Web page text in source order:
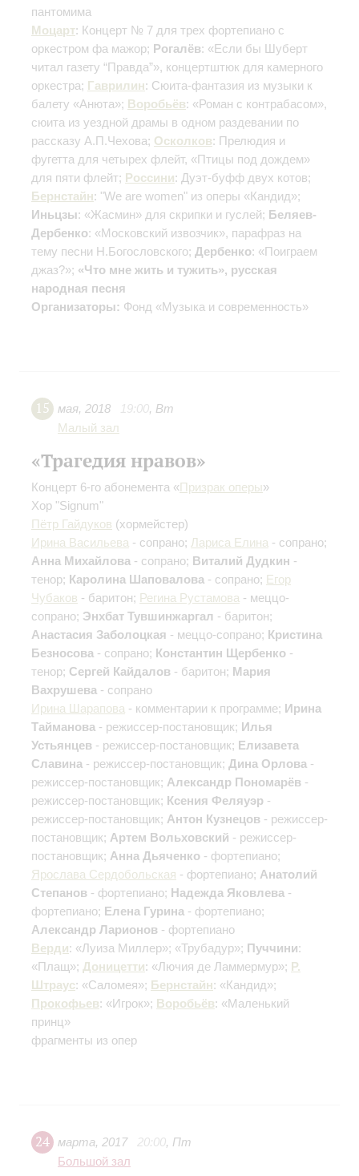
пантомима
Моцарт: Концерт № 7 для трех фортепиано с
оркестром фа мажор; Рогалёв: «Если бы Шуберт
читал газету “Правда”», концертштюк для камерного
оркестра; Гаврилин: Сюита-фантазия из музыки к
балету «Анюта»; Воробьёв: «Роман с контрабасом»,
сюита из уездной драмы в одном раздевании по
рассказу А.П.Чехова; Осколков: Прелюдия и
фугетта для четырех флейт, «Птицы под дождем»
для пяти флейт; Россини: Дуэт-буфф двух котов;
Бернстайн: "We are women" из оперы «Кандид»;
Иньцзы: «Жасмин» для скрипки и гуслей; Беляев-
Дербенко: «Московский извозчик», парафраз на
тему песни Н.Богословского; Дербенко: «Поиграем
джаз?»; «Что мне жить и тужить», русская
народная песня
Организаторы: Фонд «Музыка и современность»
15 мая, 2018 19:00, Вт
Малый зал
«Трагедия нравов»
Концерт 6-го абонемента «Призрак оперы»
Хор "Signum"
Пётр Гайдуков (хормейстер)
Ирина Васильева - сопрано; Лариса Елина - сопрано;
Анна Михайлова - сопрано; Виталий Дудкин -
тенор; Каролина Шаповалова - сопрано; Егор
Чубаков - баритон; Регина Рустамова - меццо-
сопрано; Энхбат Тувшинжаргал - баритон;
Анастасия Заболоцкая - меццо-сопрано; Кристина
Безносова - сопрано; Константин Щербенко -
тенор; Сергей Кайдалов - баритон; Мария
Вахрушева - сопрано
Ирина Шарапова - комментарии к программе; Ирина
Тайманова - режиссер-постановщик; Илья
Устьянцев - режиссер-постановщик; Елизавета
Славина - режиссер-постановщик; Дина Орлова -
режиссер-постановщик; Александр Пономарёв -
режиссер-постановщик; Ксения Феляуэр -
режиссер-постановщик; Антон Кузнецов - режиссер-
постановщик; Артем Вольховский - режиссер-
постановщик; Анна Дьяченко - фортепиано;
Ярослава Сердобольская - фортепиано; Анатолий
Степанов - фортепиано; Надежда Яковлева -
фортепиано; Елена Гурина - фортепиано;
Александр Ларионов - фортепиано
Верди: «Луиза Миллер»; «Трубадур»; Пуччини:
«Плащ»; Доницетти: «Лючия де Ламмермур»; Р.
Штраус: «Саломея»; Бернстайн: «Кандид»;
Прокофьев: «Игрок»; Воробьёв: «Маленький
принц»
фрагменты из опер
24 марта, 2017 20:00, Пт
Большой зал